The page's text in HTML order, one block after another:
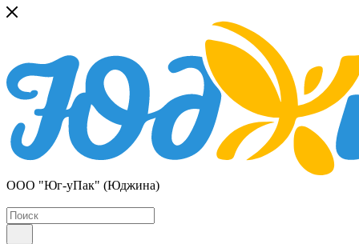
ООО "Юг-уПак" (Юджина)